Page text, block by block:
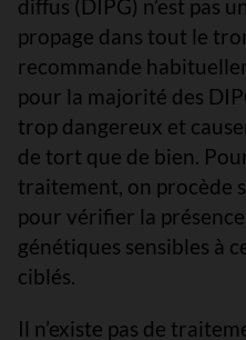
diffus (DIPG) n’est pas
propage dans tout le
recommande
pour la majorité des
trop dangereux et
de tort que de bien.
traitement, on procède
pour vérifier la
génétiques sensibles à
ciblés.
Il n’existe pas de